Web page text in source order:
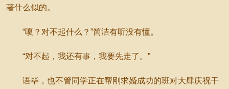
著什么似的。
“嗄？对不起什么？”简洁有听没有懂。
“对不起，我还有事，我要先走了。”
语毕，也不管同学正在帮刚求婚成功的班对大肆庆祝干